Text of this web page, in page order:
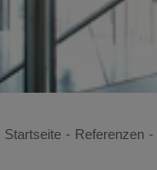
Startseite - Referenzen -